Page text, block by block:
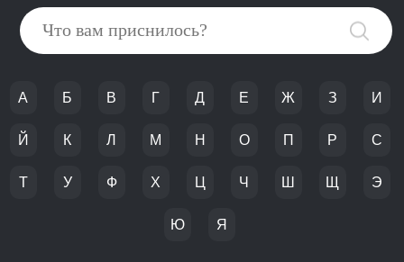
А Б В Г Д Е Ж З И
Й К Л М Н О П Р С
Т У Ф Х Ц Ч Ш Щ Э
Ю Я